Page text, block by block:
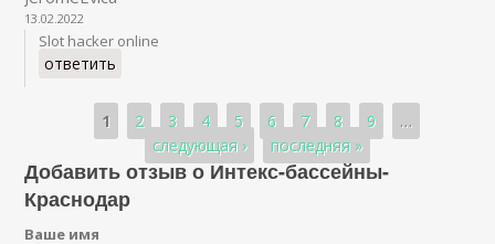
13.02.2022
Slot hacker online
ответить
Страницы
1 2 3 4 5 6 7 8 9
…
следующая ›
последняя »
Добавить отзыв о Интекс-бассейны-
Краснодар
Ваше имя